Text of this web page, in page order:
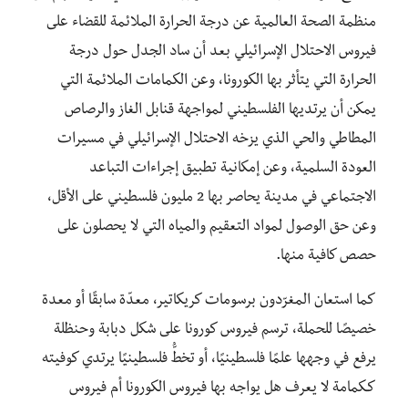
منظمة الصحة العالمية عن درجة الحرارة الملائمة للقضاء على
فيروس الاحتلال الإسرائيلي بعد أن ساد الجدل حول درجة
الحرارة التي يتأثر بها الكورونا، وعن الكمامات الملائمة التي
يمكن أن يرتديها الفلسطيني لمواجهة قنابل الغاز والرصاص
المطاطي والحي الذي يزخه الاحتلال الإسرائيلي في مسيرات
العودة السلمية، وعن إمكانية تطبيق إجراءات التباعد
الاجتماعي في مدينة يحاصر بها 2 مليون فلسطيني على الأقل،
وعن حق الوصول لمواد التعقيم والمياه التي لا يحصلون على
حصص كافية منها.
كما استعان المغرّدون برسومات كريكاتير، معدّة سابقًا أو معدة
خصيصًا للحملة، ترسم فيروس كورونا على شكل دبابة وحنظلة
يرفع في وجهها علمًا فلسطينيًا، أو تخطُّ فلسطينيًا يرتدي كوفيته
كـكمامة لا يعرف هل يواجه بها فيروس الكورونا أم فيروس